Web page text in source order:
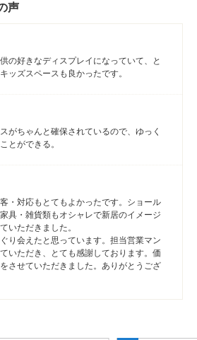
声
の好きなディスプレイになっていて、と
ッズスペースも良かったです。
がちゃんと確保されているので、ゆっく
とができる。
・対応もとてもよかったです。ショール
具・雑貨類もオシャレで新居のイメージ
いただきました。
り会えたと思っています。担当営業マン
いただき、とても感謝しております。価
させていただきました。ありがとうござ